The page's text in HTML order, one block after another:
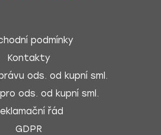
podmínky
Kontakty
ods. od kupní sml.
ods. od kupní sml.
řád
GDPR